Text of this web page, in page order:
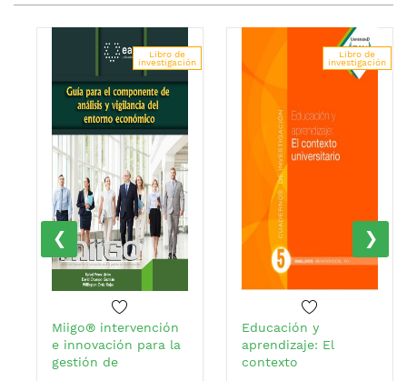
Libro de
investigación
Miigo® intervención
e innovación para la
gestión de
Libro de
investigación
Educación y
aprendizaje: El
contexto
‹ ›